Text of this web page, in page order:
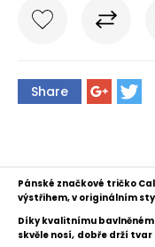
Share
Pánské značkové tričko
výstřihem, v originálním
Díky kvalitnímu
skvěle nosí, dobře drží tvar